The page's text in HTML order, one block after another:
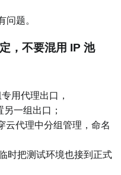
问题。
，不要混用 IP 池
用代理出口，
一组出口；
云代理中分组管理，命名
时把测试环境也接到正式